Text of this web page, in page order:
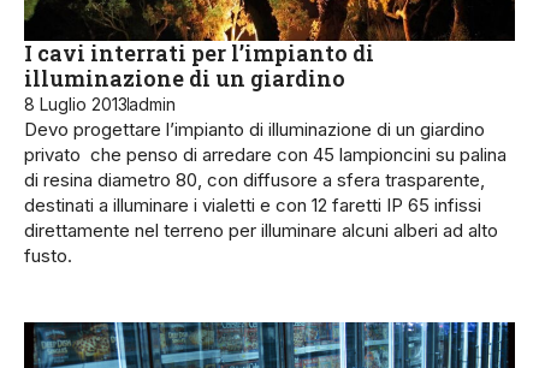
I cavi interrati per l’impianto di
illuminazione di un giardino
8 Luglio 2013admin
Devo progettare l’impianto di illuminazione di un giardino
privato che penso di arredare con 45 lampioncini su palina
di resina diametro 80, con diffusore a sfera trasparente,
destinati a illuminare i vialetti e con 12 faretti IP 65 infissi
direttamente nel terreno per illuminare alcuni alberi ad alto
fusto.